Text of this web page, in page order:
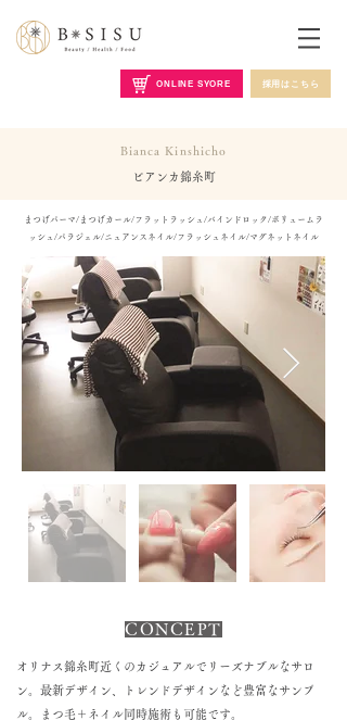
ONLINE SYORE 採用はこちら
Bianca Kinshicho
ビアンカ錦糸町
まつげパーマ/まつげカール/フラットラッシュ/バインドロック/ボリュームラ
ッシュ/パラジェル/ニュアンスネイル/フラッシュネイル/マグネットネイル
CONCEPT
オリナス錦糸町近くのカジュアルでリーズナブルなサロ
ン。最新デザイン、トレンドデザインなど豊富なサンプ
ル。まつ毛＋ネイル同時施術も可能です。